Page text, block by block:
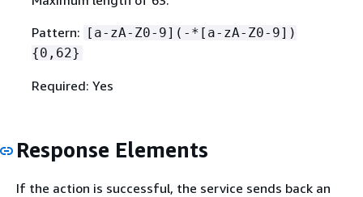
Pattern: [a-zA-Z0-9](-*[a-zA-Z0-9])
{0,62}
Required: Yes
Response Elements
If the action is successful, the service sends back an